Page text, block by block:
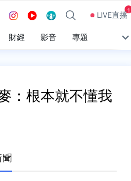
LIVE直播1
財經 影音 專題
：根本就不懂我